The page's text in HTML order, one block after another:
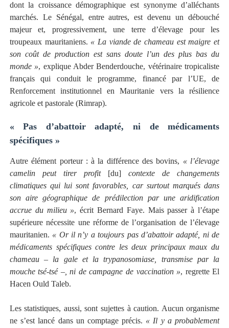
dont la croissance démographique est synonyme d’alléchants
marchés. Le Sénégal, entre autres, est devenu un débouché
majeur et, progressivement, une terre d’élevage pour les
troupeaux mauritaniens. « La viande de chameau est maigre et
son coût de production est sans doute l’un des plus bas du
monde », explique Abder Benderdouche, vétérinaire tropicaliste
français qui conduit le programme, financé par l’UE, de
Renforcement institutionnel en Mauritanie vers la résilience
agricole et pastorale (Rimrap).
« Pas d’abattoir adapté, ni de médicaments
spécifiques »
Autre élément porteur : à la différence des bovins, « l’élevage
camelin peut tirer profit [du] contexte de changements
climatiques qui lui sont favorables, car surtout marqués dans
son aire géographique de prédilection par une aridification
accrue du milieu », écrit Bernard Faye. Mais passer à l’étape
supérieure nécessite une réforme de l’organisation de l’élevage
mauritanien. « Or il n’y a toujours pas d’abattoir adapté, ni de
médicaments spécifiques contre les deux principaux maux du
chameau – la gale et la trypanosomiase, transmise par la
mouche tsé-tsé –, ni de campagne de vaccination », regrette El
Hacen Ould Taleb.
Les statistiques, aussi, sont sujettes à caution. Aucun organisme
ne s’est lancé dans un comptage précis. « Il y a probablement